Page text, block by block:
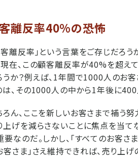
離反率40%の恐怖
客離反率」という言葉をご存じだろ
現在、この顧客離反率が40%を超え
うか？例えば、1年間で1000人のお
は、その1000人の中から1年後に
ろん、ここを新しいお客さまで補う
上げを減らさないことに焦点を当て
要なのだ。しかし、「すべてのお客
客さま」さえ維持できれば、売り上